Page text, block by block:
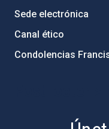
Sede electrónica
Canal ético
Condolencias